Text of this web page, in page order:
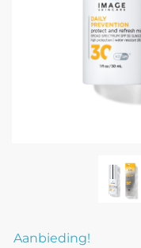
Aanbieding!